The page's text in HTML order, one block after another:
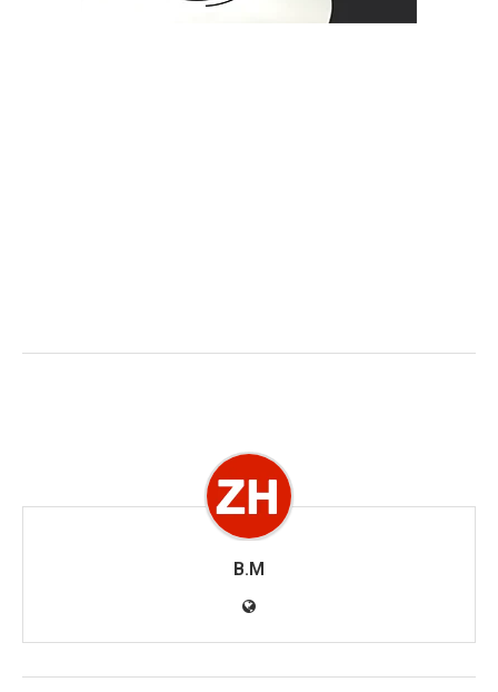
B.M